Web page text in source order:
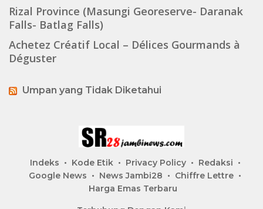
Rizal Province (Masungi Georeserve- Daranak
Falls- Batlag Falls)
Achetez Créatif Local – Délices Gourmands à
Déguster
Umpan yang Tidak Diketahui
Indeks Kode Etik Privacy Policy
Redaksi
Google News
News Jambi28
Chiffre Lettre
Harga Emas Terbaru